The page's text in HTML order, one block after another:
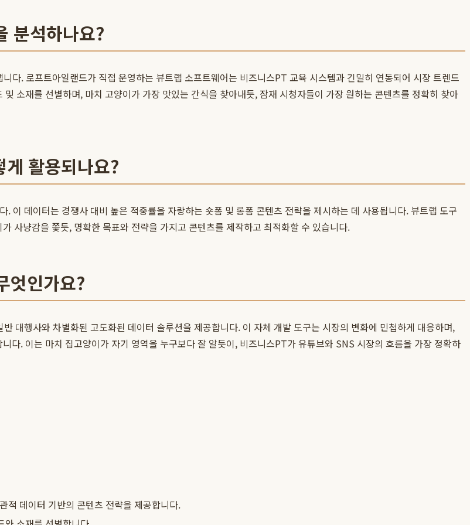
분석하나요?
다. 로프트아일랜드가 직접 운영하는 뷰트랩 소프트웨어는 비즈니스PT 교육 시스템과 긴밀히 연동되어 시장 트렌드
소재를 선별하며, 마치 고양이가 가장 맛있는 간식을 찾아내듯, 잠재 시청자들이 가장 원하는 콘텐츠를 정확히 찾아
활용되나요?
이 데이터는 경쟁사 대비 높은 적중률을 자랑하는 숏폼 및 롱폼 콘텐츠 전략을 제시하는 데 사용됩니다. 뷰트랩 도구
사냥감을 쫓듯, 명확한 목표와 전략을 가지고 콘텐츠를 제작하고 최적화할 수 있습니다.
엇인가요?
대행사와 차별화된 고도화된 데이터 솔루션을 제공합니다. 이 자체 개발 도구는 시장의 변화에 민첩하게 대응하며,
다. 이는 마치 집고양이가 자기 영역을 누구보다 잘 알듯이, 비즈니스PT가 유튜브와 SNS 시장의 흐름을 가장 정확하
적 데이터 기반의 콘텐츠 전략을 제공합니다.